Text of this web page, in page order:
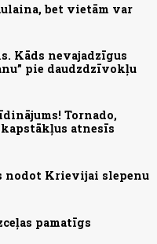
bet vietām var
Kāds nevajadzīgus
pie daudzdzīvokļu
Tornado,
atnesīs
nodot Krievijai slepenu
pamatīgs